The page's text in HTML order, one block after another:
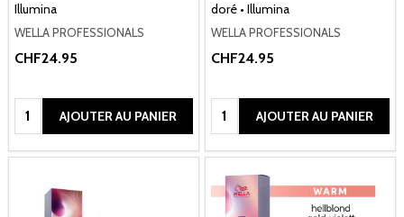
Illumina
WELLA PROFESSIONALS
CHF24.95
Quantité:AJOUTER AU PANIER
doré • Illumina
WELLA PROFESSIONALS
CHF24.95
Quantité:AJOUTER AU PANIER